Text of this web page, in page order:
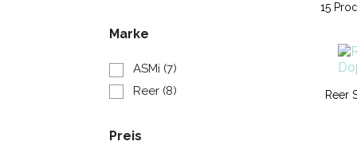
Marke
ASMi (7)
Reer (8)
Preis
15
Reer